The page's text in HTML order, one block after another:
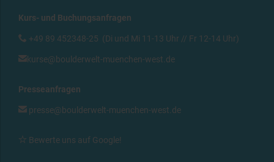
Kurs- und Buchungsanfragen
 +49 89 452348-25 (Di und Mi 11-13 Uhr // Fr 12-14 Uhr)
kurse@boulderwelt-muenchen-west.de
Presseanfragen
 presse@boulderwelt-muenchen-west.de
 Bewerte uns auf Google!